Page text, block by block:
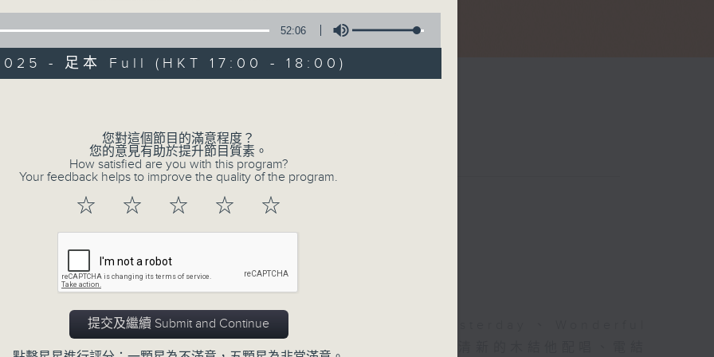
所有集數
弦來是這樣的
結他是現代流行音樂不可或缺的一部份；由Yesterday、Wonderful
Tonight、 Hotel Califonia、光輝歲月...無論是民歌小清新的木結他配唱、電結
52:06
- 足本 Full (HKT 17:00 - 18:00)
您對這個節目的滿意程度？
您的意見有助於提升節目質素。
How satisfied are you with this program?
Your feedback helps to improve the quality of the program.
☆ ☆ ☆ ☆ ☆
提交及繼續 Submit and Continue